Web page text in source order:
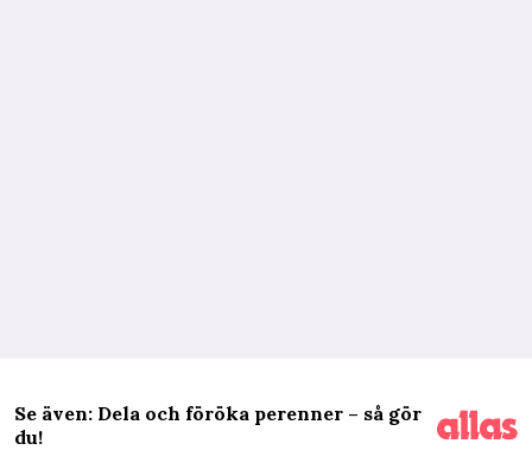
Se även: Dela och föröka perenner – så gör
du!